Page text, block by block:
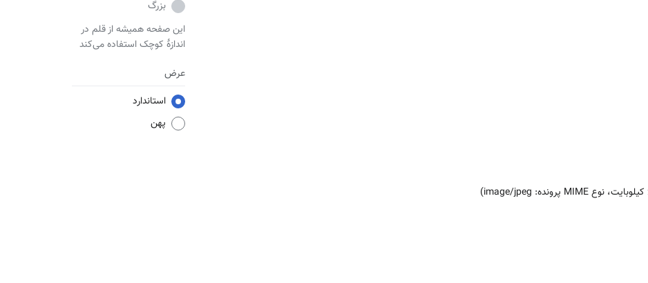
بزرگ
این صفحه همیشه از قلم در
اندازهٔ کوچک استفاده می‌کند
عرض
استاندارد
پهن
image/jpeg
)